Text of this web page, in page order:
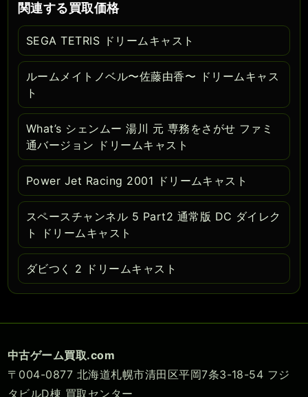
関連する買取価格
SEGA TETRIS ドリームキャスト
ルームメイトノベル〜佐藤由香〜 ドリームキャス
ト
What’s シェンムー 湯川 元 専務をさがせ ファミ
通バージョン ドリームキャスト
Power Jet Racing 2001 ドリームキャスト
スペースチャンネル 5 Part2 通常版 DC ダイレク
ト ドリームキャスト
ダビつく 2 ドリームキャスト
中古ゲーム買取.com
〒004-0877 北海道札幌市清田区平岡7条3-18-54 フジ
タビルD棟 買取センター